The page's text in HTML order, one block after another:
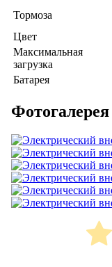
Тормоза
Цвет
Максимальная
загрузка
Батарея
Фотогалерея